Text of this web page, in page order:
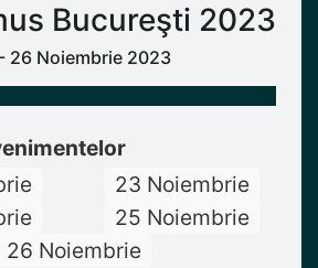
Bucureşti 2023
26 Noiembrie 2023
23 Noiembrie
25 Noiembrie
26 Noiembrie